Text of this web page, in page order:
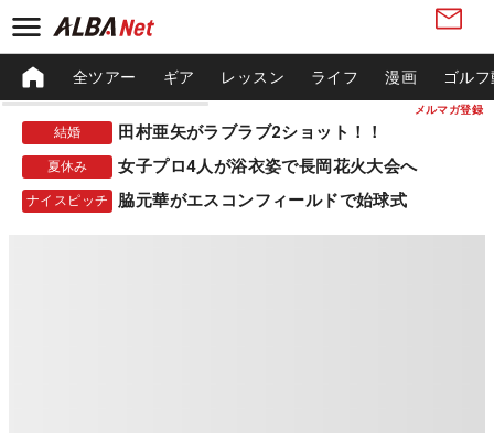
メルマガ登録
全ツアー ギア レッスン ライフ 漫画 ゴル
結婚 田村亜矢がラブラブ2ショット！！
夏休み 女子プロ4人が浴衣姿で長岡花火大会へ
ナイスピッチ 脇元華がエスコンフィールドで始球式